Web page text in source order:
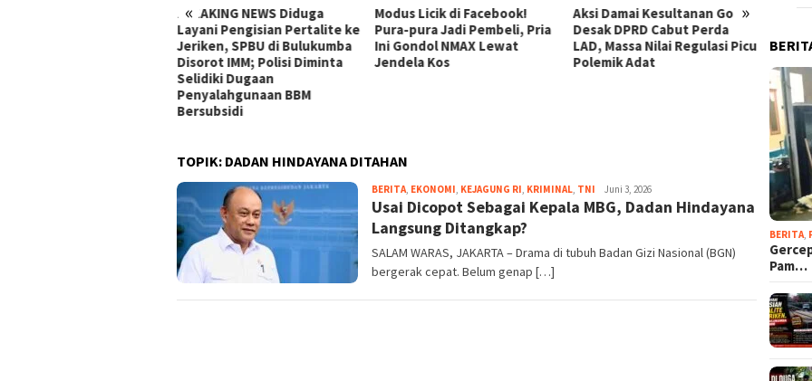
« »
BREAKING NEWS Diduga
Layani Pengisian Pertalite ke
Jeriken, SPBU di Bulukumba
Disorot IMM; Polisi Diminta
Selidiki Dugaan
Penyalahgunaan BBM
Bersubsidi
Modus Licik di Facebook!
Pura-pura Jadi Pembeli, Pria
Ini Gondol NMAX Lewat
Jendela Kos
Aksi Damai Kesultanan Gowa
Desak DPRD Cabut Perda
LAD, Massa Nilai Regulasi Picu
Polemik Adat
TOPIK: DADAN HINDAYANA DITAHAN
BERITA, EKONOMI, KEJAGUNG RI, KRIMINAL, TNI Jambul
Juni 3, 2026
Usai Dicopot Sebagai Kepala MBG, Dadan Hindayana
Langsung Ditangkap?
SALAM WARAS, JAKARTA – Drama di tubuh Badan Gizi Nasional (BGN)
bergerak cepat. Belum genap […]
BERITA
Pam…